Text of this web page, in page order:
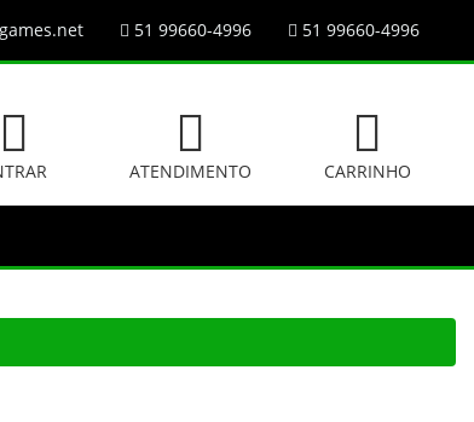
51 99660-4996 51 99660-4996
ATENDIMENTO CARRINHO